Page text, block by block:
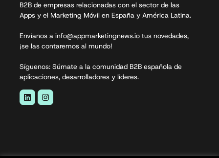
B2B de empresas relacionadas con el sector de las
Apps y el Marketing Móvil en España y América Latina.
Envíanos a info@appmarketingnews.io tus novedades,
¡se las contaremos al mundo!
Síguenos: Súmate a la comunidad B2B española de
aplicaciones, desarrolladores y líderes.